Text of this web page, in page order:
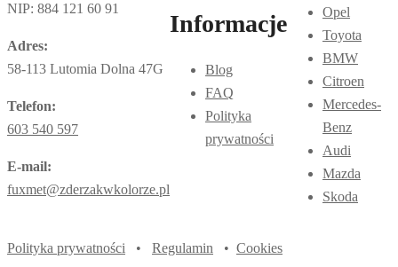
NIP: 884 121 60 91
Adres:
58-113 Lutomia Dolna 47G
Telefon:
603 540 597
E-mail:
fuxmet@zderzakwkolorze.pl
Informacje
Blog
FAQ
Polityka
prywatności
Opel
Toyota
BMW
Citroen
Mercedes-
Benz
Audi
Mazda
Skoda
Polityka prywatności • Regulamin • Cookies